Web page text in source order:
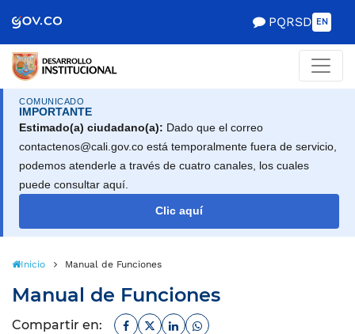
de Gobierno
PQRSD EN
COMUNICADO
IMPORTANTE
Estimado(a) ciudadano(a): Dado que el correo
contactenos@cali.gov.co está temporalmente fuera de servicio,
podemos atenderle a través de cuatro canales, los cuales
puede consultar aquí.
Clic aquí
Inicio Manual de Funciones
Manual de Funciones
Compartir en: Facebook
TwitterLinkedinWhatsapp